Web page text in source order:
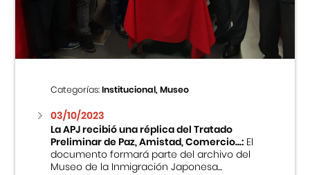
Categorías:Institucional, Museo
03/10/2023
La APJ recibió una réplica del Tratado
Preliminar de Paz, Amistad, Comercio...:El
documento formará parte del archivo del
Museo de la Inmigración Japonesa...